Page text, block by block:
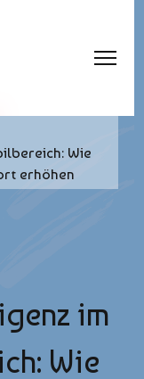
Wie
erhöhen
im
Wie